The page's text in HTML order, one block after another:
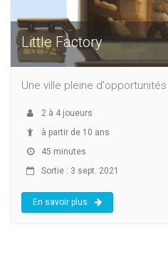
Little Factory
Une ville pleine d'opportunités
2 à 4 joueurs
à partir de 10 ans
45 minutes
Sortie : 3 sept. 2021
En savoir plus